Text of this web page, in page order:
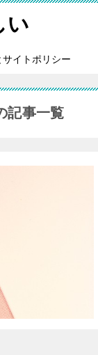
い
イトポリシー
記事一覧